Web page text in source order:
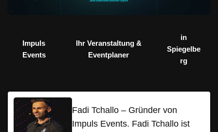
Impuls
Events
Ihr Veranstaltung &
Eventplaner
in
Spiegelbe
rg
Fadi Tchallo – Gründer von
Impuls Events. Fadi Tchallo ist